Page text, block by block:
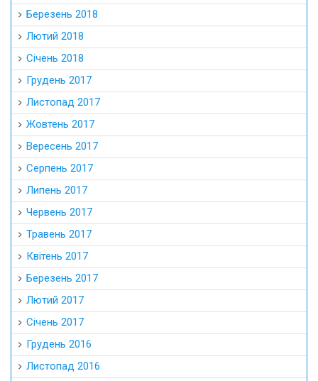
Березень 2018
Лютий 2018
Січень 2018
Грудень 2017
Листопад 2017
Жовтень 2017
Вересень 2017
Серпень 2017
Липень 2017
Червень 2017
Травень 2017
Квітень 2017
Березень 2017
Лютий 2017
Січень 2017
Грудень 2016
Листопад 2016